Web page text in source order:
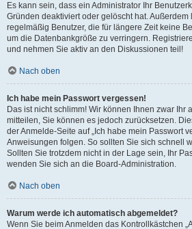
Es kann sein, dass ein Administrator Ihr
Gründen deaktiviert oder gelöscht hat.
regelmäßig Benutzer, die für längere Zeit keine
um die Datenbankgröße zu verringern.
und nehmen Sie aktiv an den Diskussionen teil!
Nach oben
Ich habe mein Passwort vergessen!
Das ist nicht schlimm! Wir können Ihnen zwar Ihr
mitteilen, Sie können es jedoch zurücksetzen.
der Anmelde-Seite auf „Ich habe mein Passwort
Anweisungen folgen. So sollten Sie sich schnell
Sollten Sie trotzdem nicht in der Lage sein, Ihr
wenden Sie sich an die Board-Administration.
Nach oben
Warum werde ich automatisch abgemeldet?
Wenn Sie beim Anmelden das Kontrollkästchen